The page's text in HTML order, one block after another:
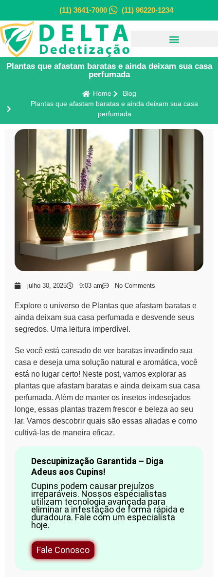
(11) 3641-7000 (11) 96220-1234
Plantas que afastam baratas e ainda deixam sua casa
perfumada
Home
Blog
Plantas que afastam baratas e ainda deixam sua casa
perfumada
julho 30, 2025 9:03 am No Comments
Explore o universo de Plantas que afastam baratas e
ainda deixam sua casa perfumada e desvende seus
segredos. Uma leitura imperdível.
Se você está cansado de ver baratas invadindo sua
casa e deseja uma solução natural e aromática, você
está no lugar certo! Neste post, vamos explorar as
plantas que afastam baratas e ainda deixam sua casa
perfumada. Além de manter os insetos indesejados
longe, essas plantas trazem frescor e beleza ao seu
lar. Vamos descobrir quais são essas aliadas e como
cultivá-las de maneira eficaz.
Descupinização Garantida – Diga
Adeus aos Cupins!
Cupins podem causar prejuízos
irreparáveis. Nossos especialistas
utilizam tecnologia avançada para
eliminar a infestação de forma rápida e
duradoura. Fale com um especialista
hoje.
Fale Conosco